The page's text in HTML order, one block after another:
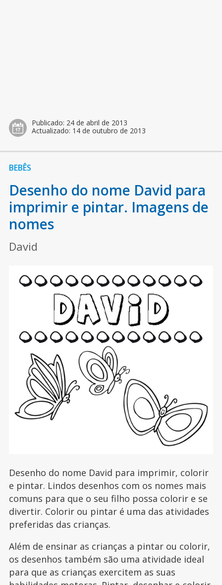
Publicado: 24 de abril de 2013
Actualizado: 14 de outubro de 2013
BEBÊS
Desenho do nome David para
imprimir e pintar. Imagens de
nomes
David
Desenho do nome David para imprimir, colorir
e pintar. Lindos desenhos com os nomes mais
comuns para que o seu filho possa colorir e se
divertir. Colorir ou pintar é uma das atividades
preferidas das crianças.
Além de ensinar as crianças a pintar ou colorir,
os desenhos também são uma atividade ideal
para que as crianças exercitem as suas